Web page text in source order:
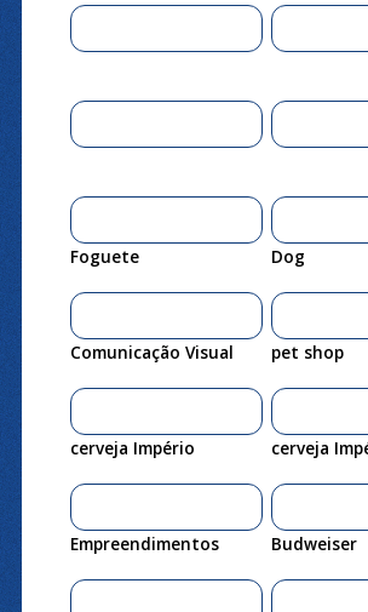
Foguete Dog
Comunicação Visual pet shop
cerveja Império cerveja
Empreendimentos Budweiser